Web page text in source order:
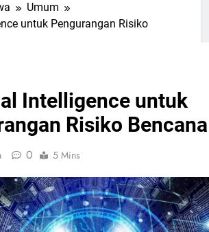
Umum
untuk Pengurangan Risiko
Intelligence untuk
Risiko Bencana
0 5 Mins